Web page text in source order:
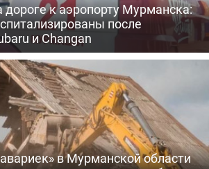
дороге к аэропорту Мурманска:
после
и Changan
в Мурманской области